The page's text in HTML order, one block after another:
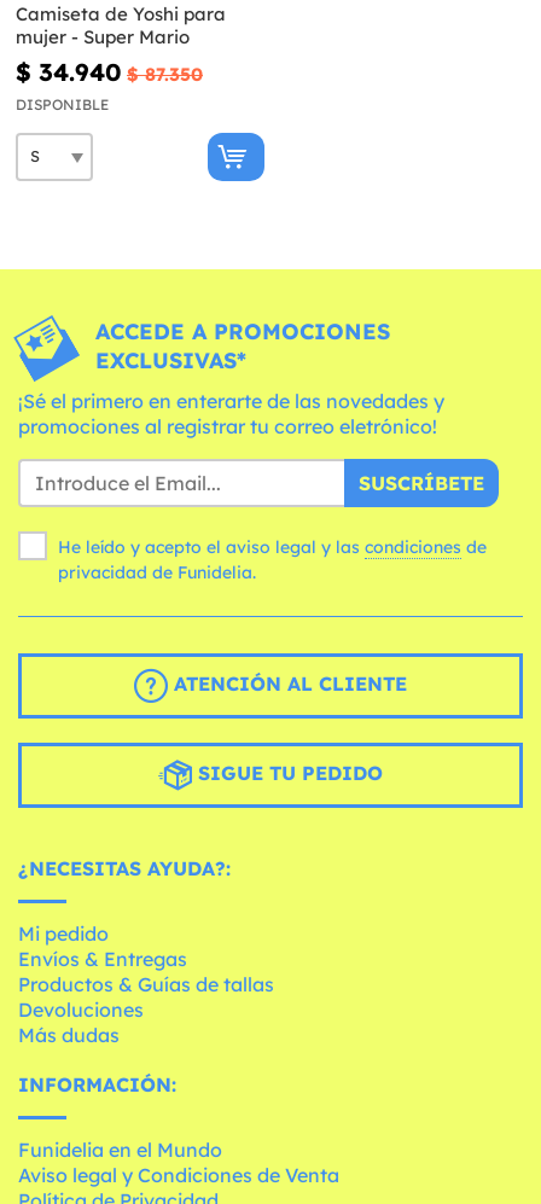
Camiseta de Yoshi para
mujer - Super Mario
$ 34.940 $ 87.350
DISPONIBLE
ACCEDE A PROMOCIONES
EXCLUSIVAS*
¡Sé el primero en enterarte de las novedades y
promociones al registrar tu correo eletrónico!
SUSCRÍBETE
He leído y acepto el aviso legal y las condiciones
privacidad de Funidelia.
ATENCIÓN AL CLIENTE
SIGUE TU PEDIDO
¿NECESITAS AYUDA?:
Mi pedido
Envíos & Entregas
Productos & Guías de tallas
Devoluciones
Más dudas
INFORMACIÓN:
Funidelia en el Mundo
Aviso legal y Condiciones de Venta